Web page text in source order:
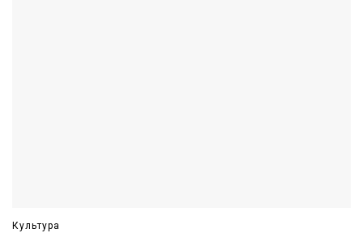
Культура